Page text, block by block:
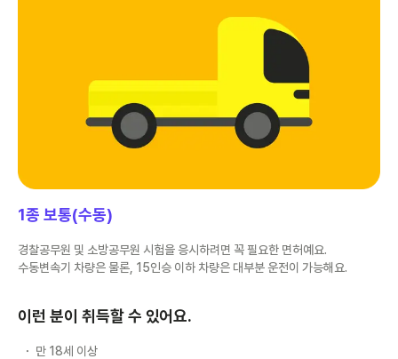
1종 보통(수동)
경찰공무원 및 소방공무원 시험을 응시하려면 꼭 필요한 면허예요.
수동변속기 차량은 물론, 15인승 이하 차량은 대부분 운전이 가능해요.
이런 분이 취득할 수 있어요.
만 18세 이상